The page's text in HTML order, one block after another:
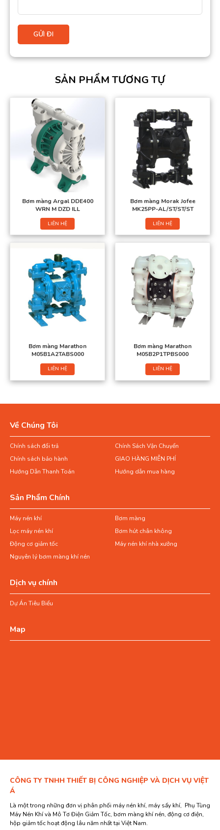
SẢN PHẨM TƯƠNG TỰ
Bơm màng Argal DDE400
WRN M DZD ILL
LIÊN HỆ
Bơm màng Morak Jofee
MK25PP-AL/ST/ST/ST
LIÊN HỆ
Bơm màng Marathon
M05B1A2TABS000
LIÊN HỆ
Bơm màng Marathon
M05B2P1TPBS000
LIÊN HỆ
Về Chúng Tôi
Chính sách đổi trả
Chính Sách Vận Chuyển
Chính sách bảo hành
GIAO HÀNG MIỄN PHÍ
Hướng Dẫn Thanh Toán
Hướng dẫn mua hàng
Sản Phẩm Chính
Máy nén khí
Bơm màng
Lọc máy nén khí
Bơm hút chân không
Động cơ giảm tốc
Máy nén khí nhà xưởng
Nguyên lý bơm màng khí nén
Dịch vụ chính
Dự Án Tiêu Biểu
Map
CÔNG TY TNHH THIẾT BỊ CÔNG NGHIỆP VÀ DỊCH VỤ VIỆT
Á
Là một trong những đơn vị phân phối máy nén khí, máy sấy khí, Phụ Tùng
Máy Nén Khí và Mô Tơ Điện Giảm Tốc, bơm màng khí nén, động cơ điện,
hộp giảm tốc hoạt động lâu năm nhất tại Việt Nam.